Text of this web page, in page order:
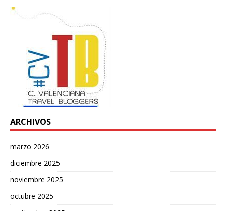
ARCHIVOS
marzo 2026
diciembre 2025
noviembre 2025
octubre 2025